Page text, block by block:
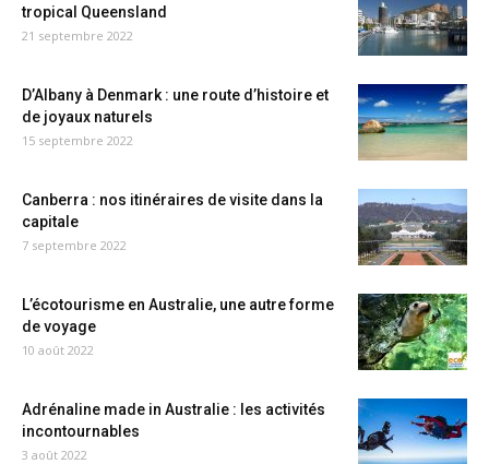
tropical Queensland
21 septembre 2022
D’Albany à Denmark : une route d’histoire et
de joyaux naturels
15 septembre 2022
Canberra : nos itinéraires de visite dans la
capitale
7 septembre 2022
L’écotourisme en Australie, une autre forme
de voyage
10 août 2022
Adrénaline made in Australie : les activités
incontournables
3 août 2022